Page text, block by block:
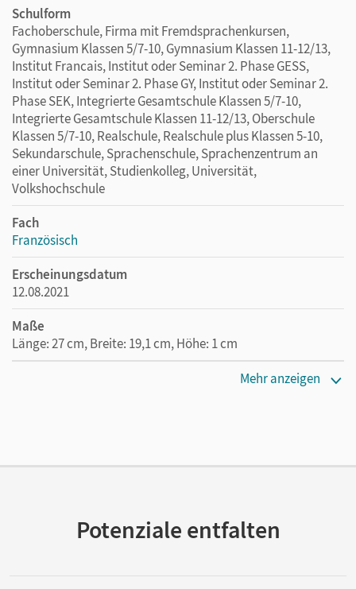
Schulform
Fachoberschule, Firma mit Fremdsprachenkursen,
Gymnasium Klassen 5/7-10, Gymnasium Klassen 11-12/13,
Institut Francais, Institut oder Seminar 2. Phase GESS,
Institut oder Seminar 2. Phase GY, Institut oder Seminar 2.
Phase SEK, Integrierte Gesamtschule Klassen 5/7-10,
Integrierte Gesamtschule Klassen 11-12/13, Oberschule
Klassen 5/7-10, Realschule, Realschule plus Klassen 5-10,
Sekundarschule, Sprachenschule, Sprachenzentrum an
einer Universität, Studienkolleg, Universität,
Volkshochschule
Fach
Französisch
Erscheinungsdatum
12.08.2021
Maße
Länge: 27 cm, Breite: 19,1 cm, Höhe: 1 cm
Mehr anzeigen
Potenziale entfalten